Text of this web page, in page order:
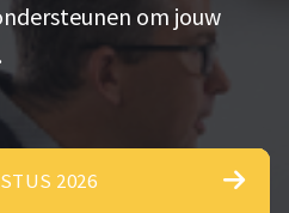
om jouw
2026